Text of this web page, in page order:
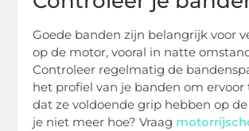
Goede banden zijn belangrijk voor
op de motor, vooral in natte
Controleer regelmatig de
het profiel van je banden om ervoor
dat ze voldoende grip hebben op
je niet meer hoe? Vraag